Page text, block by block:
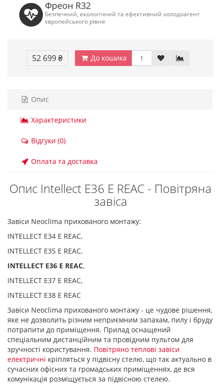
Фреон R32
Безпечний, екологічний та ефективний холодоагент
європейського рівня
52 699 ₴ До кошика
Опис
Характеристики
Відгуки (0)
Оплата та доставка
Опис Intellect E36 E REAC - Повітряна
завіса
Завіси Neoclima прихованого монтажу:
INTELLECT E34 E REAC,
INTELLECT E35 E REAC,
INTELLECT E36 E REAC,
INTELLECT E37 E REAC,
INTELLECT E38 E REAC
Завіси Neoclima прихованого монтажу - це чудове рішення,
яке не дозволить різним неприємним запахам, пилу і бруду
потрапити до приміщення. Прилад оснащений
спеціальним дистанційним та провідним пультом для
зручності користування. Повітряно теплові завіси
електричні кріпляться у підвісну стелю, що так актуально в
сучасних офісних та громадських приміщеннях, де вся
комунікація розміщується за підвісною стелею.